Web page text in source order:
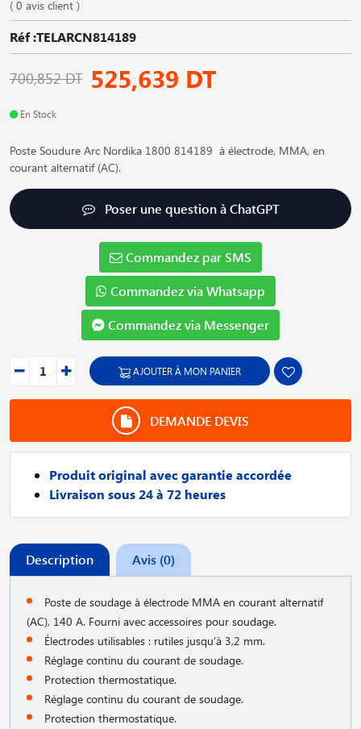
( 0 avis client )
Réf :TELARCN814189
700,852 DT 525,639 DT
En Stock
Poste Soudure Arc Nordika 1800 814189 à électrode, MMA, en
courant alternatif (AC).
Poser une question à ChatGPT
Commandez par SMS
Commandez via Whatsapp
Commandez via Messenger
AJOUTER À MON PANIER
DEMANDE DEVIS
Produit original avec garantie accordée
Livraison sous 24 à 72 heures
Description Avis (0)
Poste de soudage à électrode MMA en courant alternatif
(AC), 140 A. Fourni avec accessoires pour soudage.
Électrodes utilisables : rutiles jusqu’à 3,2 mm.
Réglage continu du courant de soudage.
Protection thermostatique.
Réglage continu du courant de soudage.
Protection thermostatique.